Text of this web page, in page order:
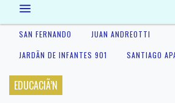
SAN FERNANDO
JUAN ANDREOTTI
JARDÃ­N DE INFANTES 901
SANTIAGO
EDUCACIÃ’N